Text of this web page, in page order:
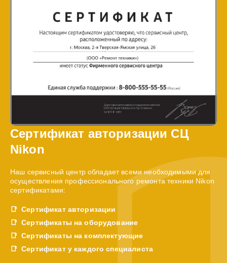
Сертификат авторизации СЦ
Nikon
Наш сервисный центр обладает всеми необходимыми для
осуществления профессионального ремонта техники Nikon
сертификатами:
Сертификат авторизации
Сертификаты на оборудование
Сертификаты на комплектующие
Сертификат у каждого специалиста